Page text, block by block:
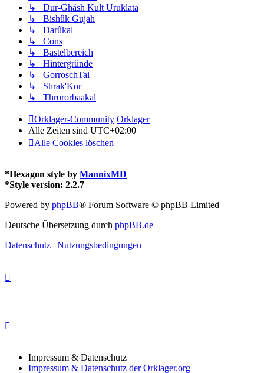
↳ Dur-Ghâsh Kult Uruklata
↳ Bishûk Gujah
↳ Darûkal
↳ Cons
↳ Bastelbereich
↳ Hintergründe
↳ GorroschTai
↳ Shrak'Kor
↳ Thrororbaakal
Orklager-Community Orklager
Alle Zeiten sind UTC+02:00
Alle Cookies löschen
*Hexagon style by MannixMD
*Style version: 2.2.7
Powered by phpBB® Forum Software © phpBB Limited
Deutsche Übersetzung durch phpBB.de
Datenschutz | Nutzungsbedingungen
Impressum & Datenschutz
Impressum & Datenschutz der Orklager.org